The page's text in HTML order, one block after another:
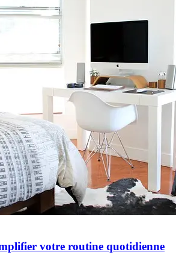
votre routine quotidienne